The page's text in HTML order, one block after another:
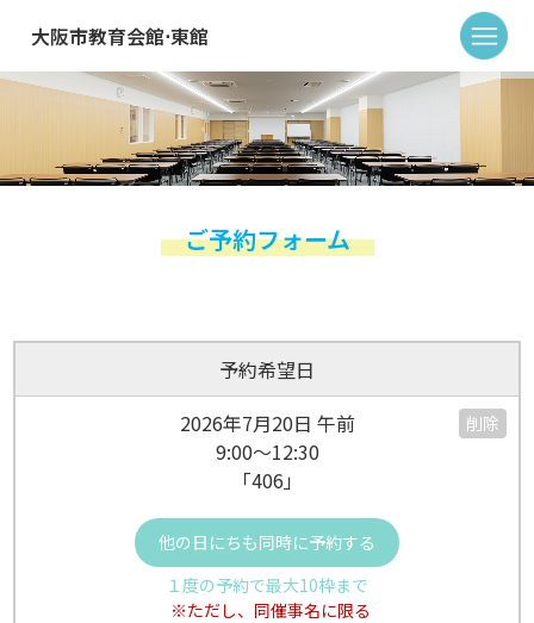
大阪市教育会館⋅東館
ご予約フォーム
予約希望日
2026年7月20日 午前
9:00～12:30
「406」
削除
他の日にちも同時に予約する
１度の予約で最大10枠まで
※ただし、同催事名に限る